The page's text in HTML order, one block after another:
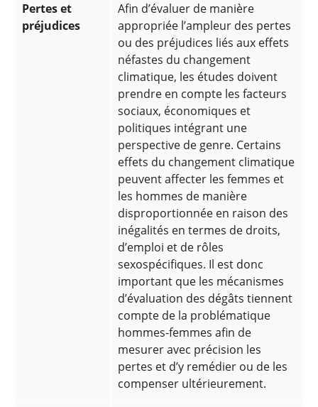
Pertes et
préjudices
Afin d’évaluer de manière
appropriée l’ampleur des pertes
ou des préjudices liés aux effets
néfastes du changement
climatique, les études doivent
prendre en compte les facteurs
sociaux, économiques et
politiques intégrant une
perspective de genre. Certains
effets du changement climatique
peuvent affecter les femmes et
les hommes de manière
disproportionnée en raison des
inégalités en termes de droits,
d’emploi et de rôles
sexospécifiques. Il est donc
important que les mécanismes
d’évaluation des dégâts tiennent
compte de la problématique
hommes-femmes afin de
mesurer avec précision les
pertes et d’y remédier ou de les
compenser ultérieurement.